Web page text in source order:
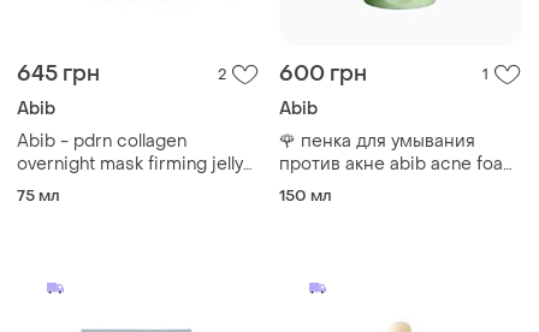
645 грн 2
Abib
Abib - pdrn collagen
overnight mask firming jelly
нічна маска зволожуюча
75 мл
600 грн 1
Abib
🌹 пенка для умывания
против акне abib acne foam
cleanser heartleaf foam 150
150 мл